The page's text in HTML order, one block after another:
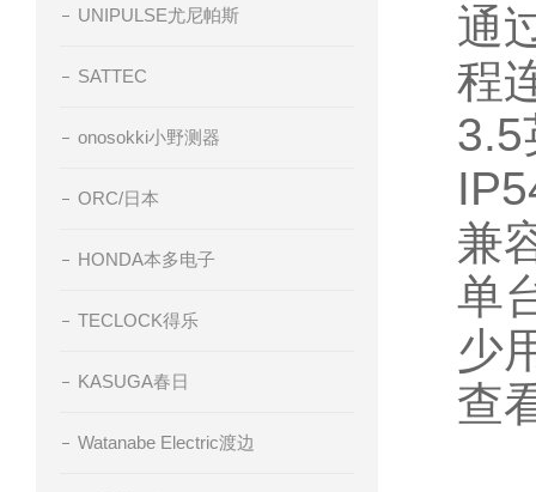
UNIPULSE尤尼帕斯
SATTEC
onosokki小野测器
ORC/日本
HONDA本多电子
TECLOCK得乐
KASUGA春日
Watanabe Electric渡边
通
程
3.5
兼
单
少
查